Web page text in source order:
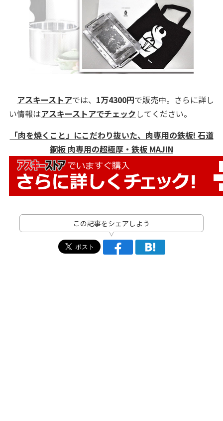
アスキーストアでは、 1万4300円で販売中。さらに詳し
い情報はアスキーストアでチェックしてください。
「肉を焼くこと」にこだわり抜いた、肉専用の鉄板! 石道
鋼板 肉専用の超極厚・鉄板 MAJIN
この記事をシェアしよう